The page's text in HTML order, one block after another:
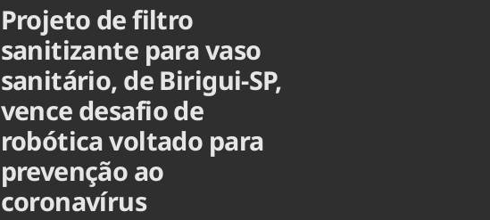
Comportamento
Projeto de filtro
sanitizante para vaso
sanitário, de Birigui-SP,
vence desafio de
robótica voltado para
prevenção ao
coronavírus